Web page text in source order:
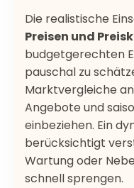
Die realistische
Preisen und
budgetgerechten
pauschal zu
Marktvergleiche
Angebote und
einbeziehen. Ein
berücksichtigt
Wartung oder
schnell sprengen.